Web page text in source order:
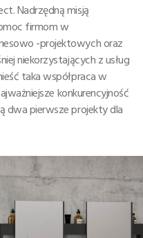
Nadrzędną misją
firmom w
-projektowych oraz
niekorzystających z usług
taka współpraca w
konkurencyjność
dwa pierwsze projekty dla